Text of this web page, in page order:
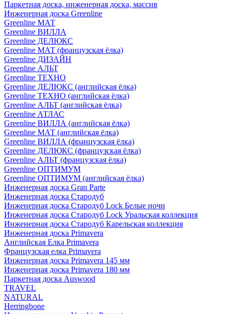
Паркетная доска, инженерная доска, массив
Инженерная доска Greenline
Greenline МАТ
Greenline ВИЛЛА
Greenline ДЕЛЮКС
Greenline МАТ (французская ёлка)
Greenline ДИЗАЙН
Greenline АЛЬТ
Greenline ТЕХНО
Greenline ДЕЛЮКС (английская ёлка)
Greenline ТЕХНО (английская ёлка)
Greenline АЛЬТ (английская ёлка)
Greenline АТЛАС
Greenline ВИЛЛА (английская ёлка)
Greenline МАТ (английская ёлка)
Greenline ВИЛЛА (французская ёлка)
Greenline ДЕЛЮКС (французская ёлка)
Greenline АЛЬТ (французская ёлка)
Greenline ОПТИМУМ
Greenline ОПТИМУМ (английская ёлка)
Инженерная доска Gran Parte
Инженерная доска Стародуб
Инженерная доска Стародуб Lock Белые ночи
Инженерная доска Стародуб Lock Уральская коллекция
Инженерная доска Стародуб Карельская коллекция
Инженерная доска Primavera
Английская Елка Primavera
Французская елка Primavera
Инженерная доска Primavera 145 мм
Инженерная доска Primavera 180 мм
Паркетная доска Auswood
TRAVEL
NATURAL
Herringbone